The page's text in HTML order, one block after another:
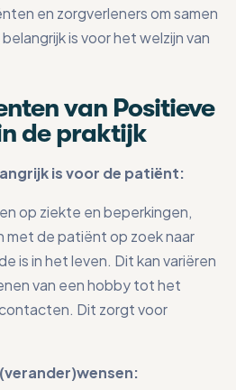
en zorgverleners om samen
is voor het welzijn van
van Positieve
de praktijk
is voor de patiënt:
op ziekte en beperkingen,
met de patiënt op zoek naar
is in het leven. Dit kan variëren
van een hobby tot het
Dit zorgt voor